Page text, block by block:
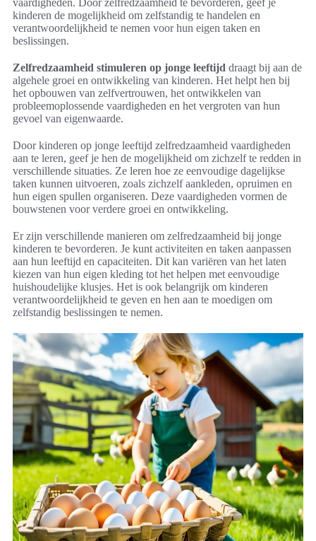
kinderen de mogelijkheid om zelfstandig te handelen en
verantwoordelijkheid te nemen voor hun eigen taken en
beslissingen.
Zelfredzaamheid stimuleren op jonge leeftijd draagt bij aan de
algehele groei en ontwikkeling van kinderen. Het helpt hen bij
het opbouwen van zelfvertrouwen, het ontwikkelen van
probleemoplossende vaardigheden en het vergroten van hun
gevoel van eigenwaarde.
Door kinderen op jonge leeftijd zelfredzaamheid vaardigheden
aan te leren, geef je hen de mogelijkheid om zichzelf te redden in
verschillende situaties. Ze leren hoe ze eenvoudige dagelijkse
taken kunnen uitvoeren, zoals zichzelf aankleden, opruimen en
hun eigen spullen organiseren. Deze vaardigheden vormen de
bouwstenen voor verdere groei en ontwikkeling.
Er zijn verschillende manieren om zelfredzaamheid bij jonge
kinderen te bevorderen. Je kunt activiteiten en taken aanpassen
aan hun leeftijd en capaciteiten. Dit kan variëren van het laten
kiezen van hun eigen kleding tot het helpen met eenvoudige
huishoudelijke klusjes. Het is ook belangrijk om kinderen
verantwoordelijkheid te geven en hen aan te moedigen om
zelfstandig beslissingen te nemen.